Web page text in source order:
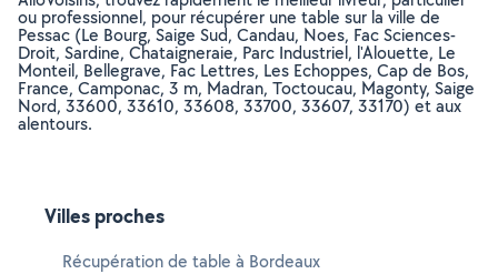
ou professionnel, pour récupérer une table sur la ville de
Pessac (Le Bourg, Saige Sud, Candau, Noes, Fac Sciences-
Droit, Sardine, Chataigneraie, Parc Industriel, l'Alouette, Le
Monteil, Bellegrave, Fac Lettres, Les Echoppes, Cap de Bos,
France, Camponac, 3 m, Madran, Toctoucau, Magonty, Saige
Nord, 33600, 33610, 33608, 33700, 33607, 33170) et aux
alentours.
Villes proches
Récupération de table à Bordeaux